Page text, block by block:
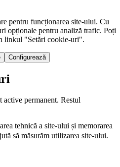
pentru funcționarea site-ului. Cu
opționale pentru analiză trafic. Poți
linkul "Setări cookie-uri".
Configurează
active permanent. Restul
tehnică a site-ului și memorarea
să măsurăm utilizarea site-ului.